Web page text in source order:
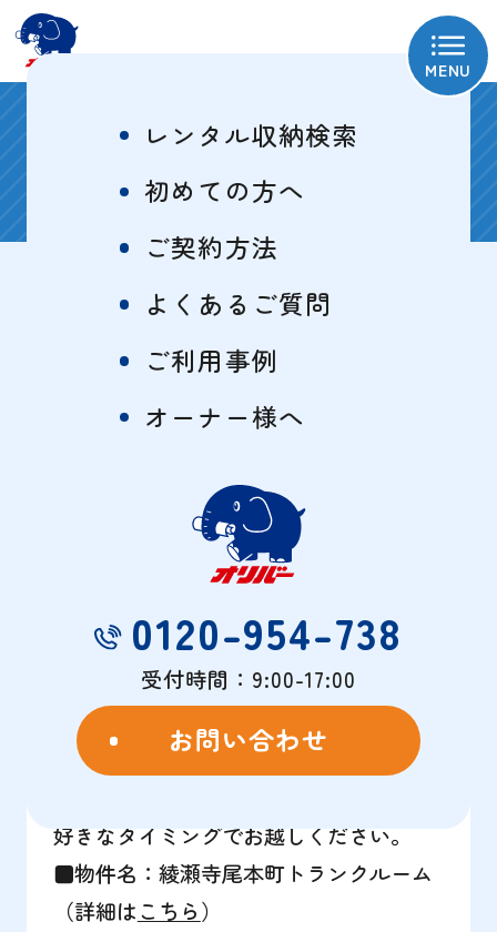
MENU
レンタル収納検索
初めての方へ
ご契約方法
よくあるご質問
ご利用事例
オーナー様へ
0120-954-738
受付時間：9:00-17:00
お問い合わせ
お知らせ
イベント
10/5（土）綾瀬寺尾本町トランクル
ーム見学会開催
10/5（土）綾瀬寺尾本町トランクルーム
で見学会を開催いたします！
見学会当日にお申込みの方には「
す！
半年以上ご利用予定の方は、2か月使用料
無料キャンペーンと併せて
合計3ヶ月使用
料が無料
になります。
好きなタイミングでお越しください。
■物件名：綾瀬寺尾本町トランクルーム
（詳細はこちら）